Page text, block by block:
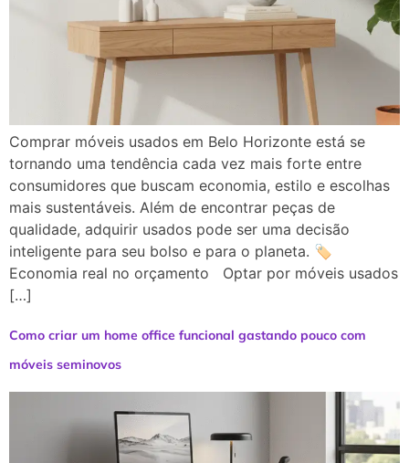
Comprar móveis usados em Belo Horizonte está se
tornando uma tendência cada vez mais forte entre
consumidores que buscam economia, estilo e escolhas
mais sustentáveis. Além de encontrar peças de
qualidade, adquirir usados pode ser uma decisão
inteligente para seu bolso e para o planeta. 🏷️
Economia real no orçamento Optar por móveis usados
[…]
Como criar um home office funcional gastando pouco com
móveis seminovos